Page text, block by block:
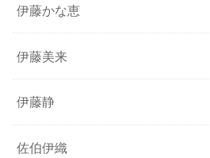
伊藤かな恵
伊藤美来
伊藤静
佐伯伊織